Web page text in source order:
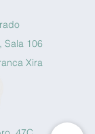
Sala 106
Xira